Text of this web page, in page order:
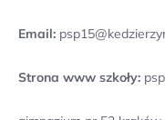
Email:
Strona www szkoły: